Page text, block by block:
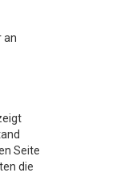
an
Seite
die